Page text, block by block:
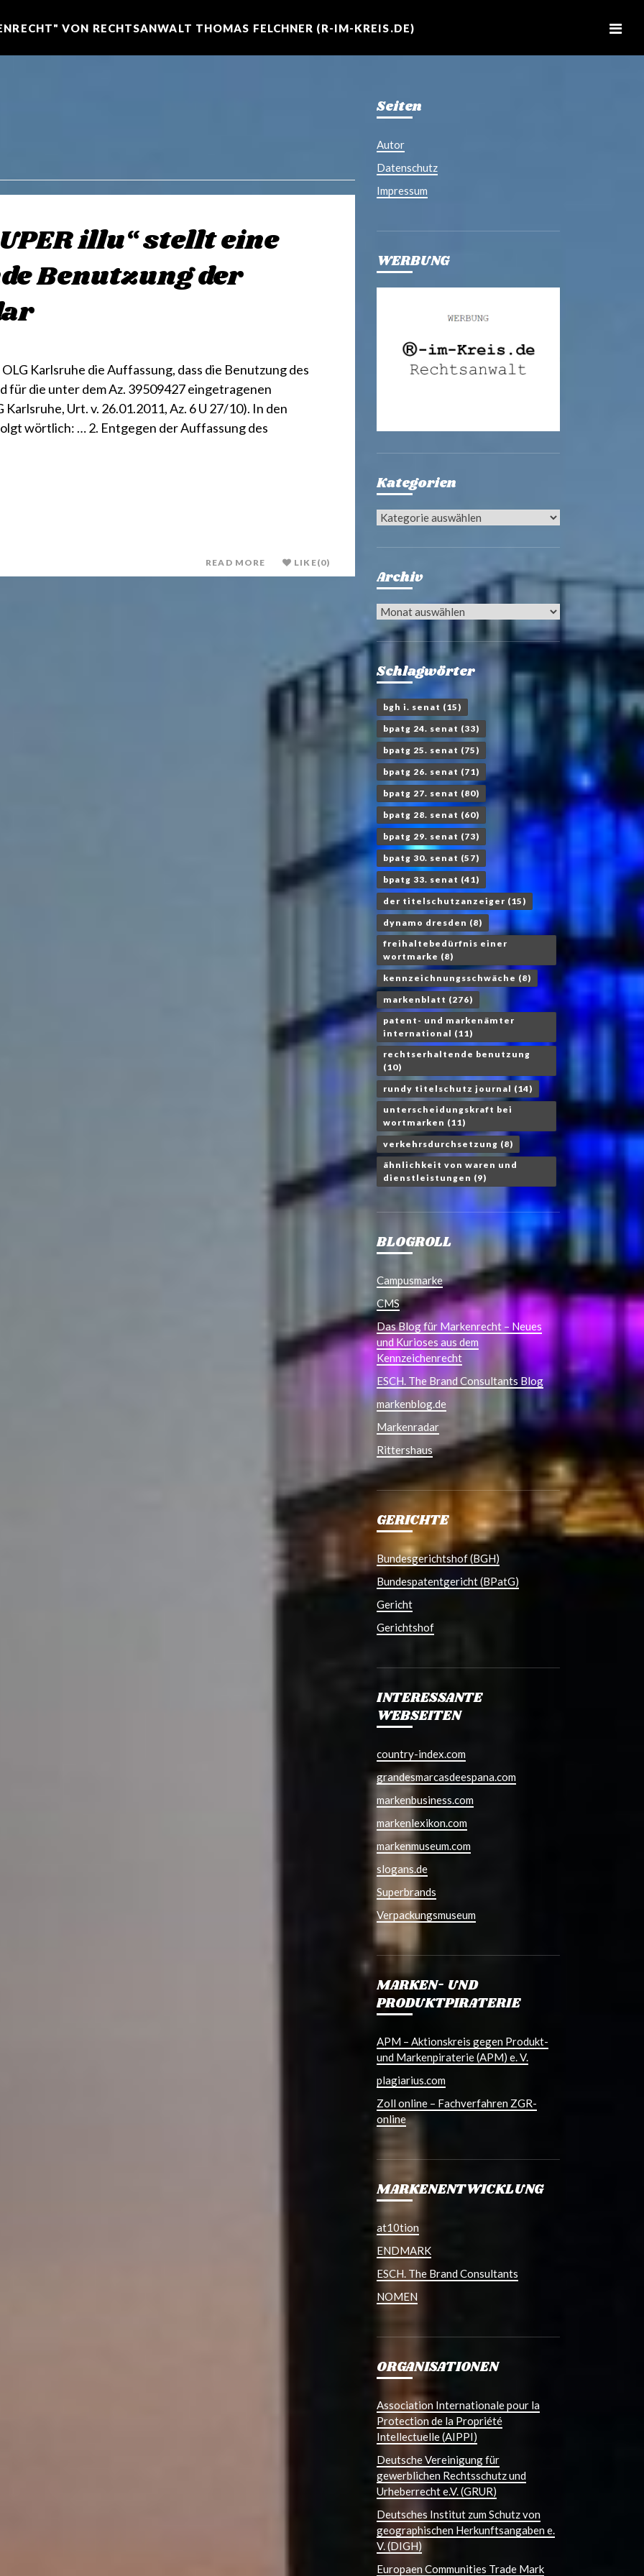
VON RECHTSANWALT THOMAS FELCHNER (R-IM-KREIS.DE)
illu“ stellt eine
Benutzung der
Karlsruhe die Auffassung, dass die Benutzung des
für die unter dem Az. 39509427 eingetragenen
Urt. v. 26.01.2011, Az. 6 U 27/10). In den
wörtlich: … 2. Entgegen der Auffassung des
READ MORE LIKE(0)
Seiten
Autor
Datenschutz
Impressum
WERBUNG
Kategorien
Kategorien
Archiv
Archiv
Schlagwörter
bgh i. senat (15)
bpatg 24. senat (33)
bpatg 25. senat (75)
bpatg 26. senat (71)
bpatg 27. senat (80)
bpatg 28. senat (60)
bpatg 29. senat (73)
bpatg 30. senat (57)
bpatg 33. senat (41)
der titelschutzanzeiger (15)
dynamo dresden (8)
freihaltebedürfnis einer
wortmarke (8)
kennzeichnungsschwäche (8)
markenblatt (276)
patent- und markenämter
international (11)
rechtserhaltende benutzung
(10)
rundy titelschutz journal (14)
unterscheidungskraft bei
wortmarken (11)
verkehrsdurchsetzung (8)
ähnlichkeit von waren und
dienstleistungen (9)
BLOGROLL
Campusmarke
CMS
Das Blog für Markenrecht – Neues
und Kurioses aus dem
Kennzeichenrecht
ESCH. The Brand Consultants Blog
markenblog.de
Markenradar
Rittershaus
GERICHTE
Bundesgerichtshof (BGH)
Bundespatentgericht (BPatG)
Gericht
Gerichtshof
INTERESSANTE
WEBSEITEN
country-index.com
grandesmarcasdeespana.com
markenbusiness.com
markenlexikon.com
markenmuseum.com
slogans.de
Superbrands
Verpackungsmuseum
MARKEN- UND
PRODUKTPIRATERIE
APM – Aktionskreis gegen Produkt-
und Markenpiraterie (APM) e. V.
plagiarius.com
Zoll online – Fachverfahren ZGR-
online
MARKENENTWICKLUNG
at10tion
ENDMARK
ESCH. The Brand Consultants
NOMEN
ORGANISATIONEN
Association Internationale pour la
Protection de la Propriété
Intellectuelle (AIPPI)
Deutsche Vereinigung für
gewerblichen Rechtsschutz und
Urheberrecht e.V. (GRUR)
Deutsches Institut zum Schutz von
geographischen Herkunftsangaben e.
V. (DIGH)
Europaen Communities Trade Mark